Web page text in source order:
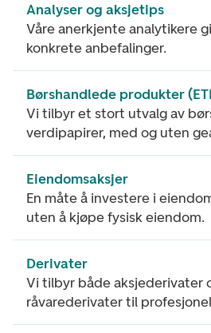
Analyser og aksjetips
Våre anerkjente analytikere
konkrete anbefalinger.
Børshandlede produkter
Vi tilbyr et stort utvalg av
verdipapirer, med og uten
Eiendomsaksjer
En måte å investere i
uten å kjøpe fysisk eiendom.
Derivater
Vi tilbyr både aksjederivater
råvarederivater til